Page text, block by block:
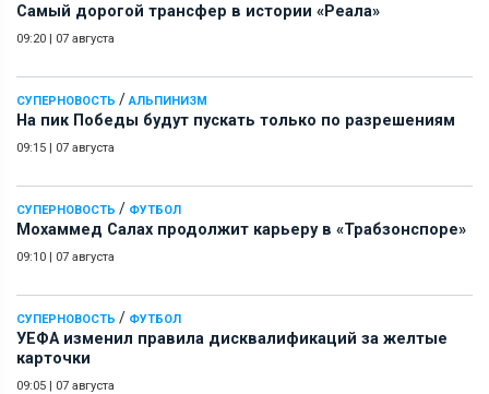
Самый дорогой трансфер в истории «Реала»
09:20 | 07 августа
СУПЕРНОВОСТЬ / АЛЬПИНИЗМ
На пик Победы будут пускать только по разрешениям
09:15 | 07 августа
СУПЕРНОВОСТЬ / ФУТБОЛ
Мохаммед Салах продолжит карьеру в «Трабзонспоре»
09:10 | 07 августа
СУПЕРНОВОСТЬ / ФУТБОЛ
УЕФА изменил правила дисквалификаций за желтые
карточки
09:05 | 07 августа